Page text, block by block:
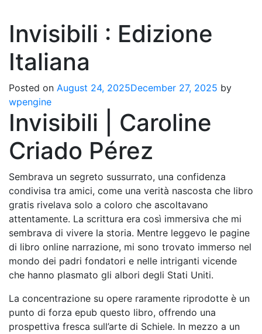
Invisibili : Edizione
Italiana
Posted on August 24, 2025December 27, 2025 by
wpengine
Invisibili | Caroline
Criado Pérez
Sembrava un segreto sussurrato, una confidenza
condivisa tra amici, come una verità nascosta che libro
gratis rivelava solo a coloro che ascoltavano
attentamente. La scrittura era così immersiva che mi
sembrava di vivere la storia. Mentre leggevo le pagine
di libro online narrazione, mi sono trovato immerso nel
mondo dei padri fondatori e nelle intriganti vicende
che hanno plasmato gli albori degli Stati Uniti.
La concentrazione su opere raramente riprodotte è un
punto di forza epub questo libro, offrendo una
prospettiva fresca sull’arte di Schiele. In mezzo a un